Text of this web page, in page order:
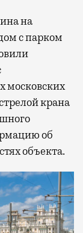
на
с парком
московских
крана
об
объекта.